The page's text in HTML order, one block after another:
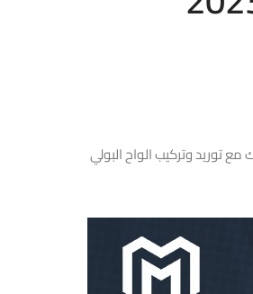
مع توريد وتركيب الواح البولي